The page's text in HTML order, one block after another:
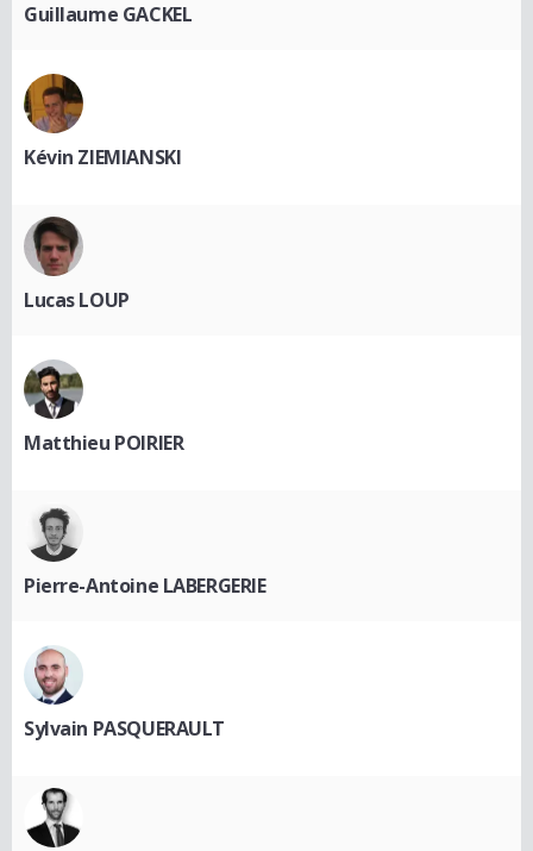
Guillaume GACKEL
Kévin ZIEMIANSKI
Lucas LOUP
Matthieu POIRIER
Pierre-Antoine LABERGERIE
Sylvain PASQUERAULT